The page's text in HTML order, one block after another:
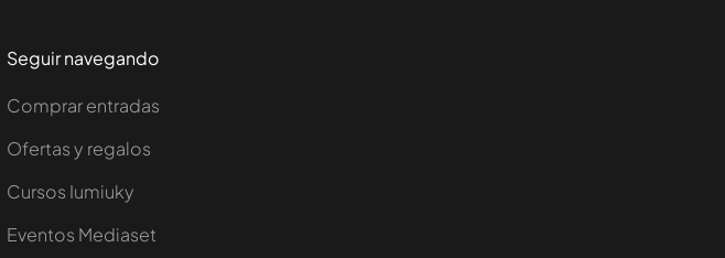
Seguir navegando
Comprar entradas
Ofertas y regalos
Cursos Iumiuky
Eventos Mediaset